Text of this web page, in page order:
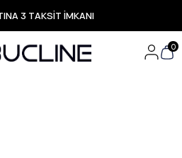
3 TAKSİT İMKANI
ÜCRETSİZ KARGO
Özel Fırsatlar
Hızlı Teslimat
0